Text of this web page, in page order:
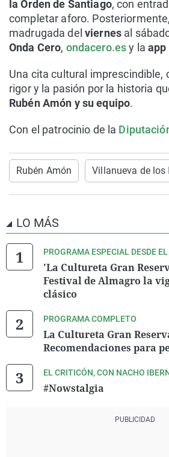
la Orden de Santiago, con
completar aforo.
madrugada del viernesal
Onda Cero, ondacero.es y la app
Una cita cultural imprescindible,
rigor y la pasión por la historia
Rubén Amón y su equipo.
Con el patrocinio de la
Rubén Amón Villanueva de los
LO MÁS
PROGRAMA ESPECIAL DESDE
'La Cultureta Gran
Festival de Almagro la
clásico
PROGRAMA COMPLETO
La Cultureta Gran
Recomendaciones para
EL CRITICÓN, CON NACHO
#Nowstalgia